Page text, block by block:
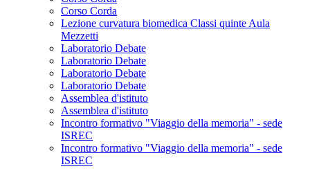
Corso Corda
Lezione curvatura biomedica Classi quinte Aula
Mezzetti
Laboratorio Debate
Laboratorio Debate
Laboratorio Debate
Laboratorio Debate
Assemblea d'istituto
Assemblea d'istituto
Incontro formativo "Viaggio della memoria" - sede
ISREC
Incontro formativo "Viaggio della memoria" - sede
ISREC